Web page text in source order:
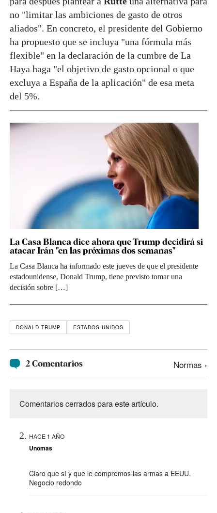
no "limitar las ambiciones de gasto de otros
aliados". En concreto, el presidente del Gobierno
ha propuesto que se incluya "una fórmula más
flexible" en la declaración de la cumbre de La
Haya haga "el objetivo de gasto opcional o que
excluya a España de la aplicación" de esa meta
del 5%.
La Casa Blanca dice ahora que Trump decidirá si
atacar Irán "en las próximas dos semanas"
La Casa Blanca ha informado este jueves de que el presidente
estadounidense, Donald Trump, tiene previsto tomar una
decisión sobre […]
DONALD TRUMP ESTADOS UNIDOS
2 Comentarios Normas ›
Comentarios cerrados para este artículo.
HACE 1 AÑO
Unomas
Claro que sí y que le compremos las armas a EEUU.
Negocio redondo